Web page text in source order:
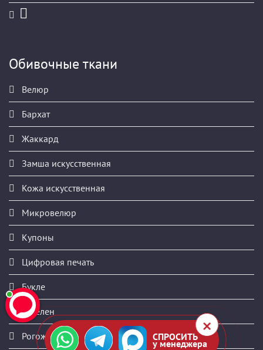
СПРОСИТЬ
у менеджера
Обивочные ткани
Велюр
Бархат
Жаккард
Замша искусственная
Кожа искусственная
Микровелюр
Купоны
Цифровая печать
Букле
Гобелен
Рогожка